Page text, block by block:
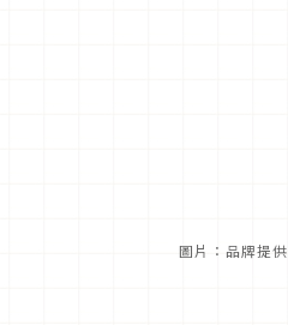
圖片：品牌提供